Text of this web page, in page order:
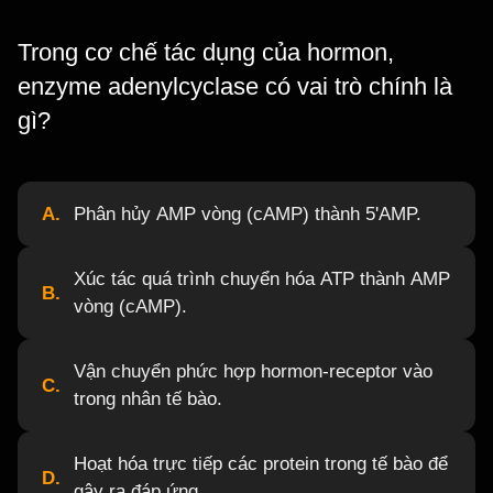
Trong cơ chế tác dụng của hormon,
enzyme adenylcyclase có vai trò chính là
gì?
A. Phân hủy AMP vòng (cAMP) thành 5'AMP.
B.
Xúc tác quá trình chuyển hóa ATP thành AMP
vòng (cAMP).
C.
Vận chuyển phức hợp hormon-receptor vào
trong nhân tế bào.
D.
Hoạt hóa trực tiếp các protein trong tế bào để